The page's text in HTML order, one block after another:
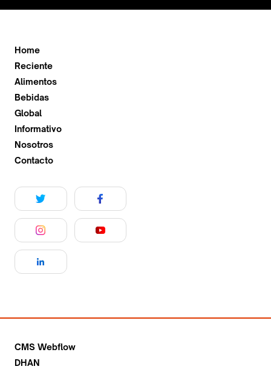
Home
Reciente
Alimentos
Bebidas
Global
Informativo
Nosotros
Contacto
CMS Webflow
DHAN